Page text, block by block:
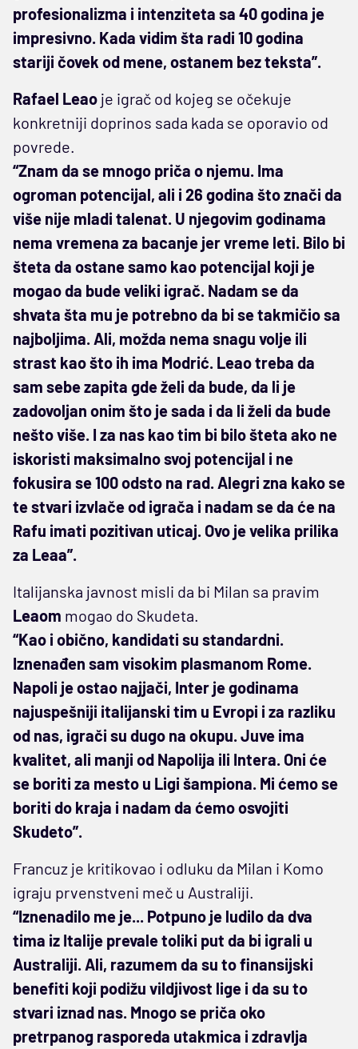
profesionalizma i intenziteta sa 40 godina je
impresivno. Kada vidim šta radi 10 godina
stariji čovek od mene, ostanem bez teksta”.
Rafael Leao je igrač od kojeg se očekuje
konkretniji doprinos sada kada se oporavio od
povrede.
“Znam da se mnogo priča o njemu. Ima
ogroman potencijal, ali i 26 godina što znači da
više nije mladi talenat. U njegovim godinama
nema vremena za bacanje jer vreme leti. Bilo bi
šteta da ostane samo kao potencijal koji je
mogao da bude veliki igrač. Nadam se da
shvata šta mu je potrebno da bi se takmičio sa
najboljima. Ali, možda nema snagu volje ili
strast kao što ih ima Modrić. Leao treba da
sam sebe zapita gde želi da bude, da li je
zadovoljan onim što je sada i da li želi da bude
nešto više. I za nas kao tim bi bilo šteta ako ne
iskoristi maksimalno svoj potencijal i ne
fokusira se 100 odsto na rad. Alegri zna kako se
te stvari izvlače od igrača i nadam se da će na
Rafu imati pozitivan uticaj. Ovo je velika prilika
za Leaa”.
Italijanska javnost misli da bi Milan sa pravim
Leaom mogao do Skudeta.
“Kao i obično, kandidati su standardni.
Iznenađen sam visokim plasmanom Rome.
Napoli je ostao najjači, Inter je godinama
najuspešniji italijanski tim u Evropi i za razliku
od nas, igrači su dugo na okupu. Juve ima
kvalitet, ali manji od Napolija ili Intera. Oni će
se boriti za mesto u Ligi šampiona. Mi ćemo se
boriti do kraja i nadam da ćemo osvojiti
Skudeto”.
Francuz je kritikovao i odluku da Milan i Komo
igraju prvenstveni meč u Australiji.
“Iznenadilo me je... Potpuno je ludilo da dva
tima iz Italije prevale toliki put da bi igrali u
Australiji. Ali, razumem da su to finansijski
benefiti koji podižu vildjivost lige i da su to
stvari iznad nas. Mnogo se priča oko
pretrpanog rasporeda utakmica i zdravlja